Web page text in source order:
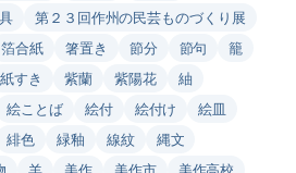
第２３回作州の民芸ものづくり展
箔合紙 箸置き 節分 節句
籠
紙すき 紫蘭 紫陽花
紬
絵ことば 絵付 絵付け
絵皿
緋色 緑釉 線紋
縄文
羊 美作 美作市
美作高校